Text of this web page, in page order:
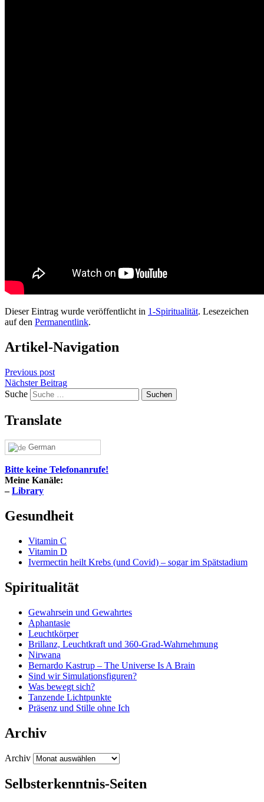
Dieser Eintrag wurde veröffentlicht in 1-Spiritualität. Lesezeichen
auf den Permanentlink.
Artikel-Navigation
Previous post
Nächster Beitrag
Suche
Translate
German
Bitte keine Telefonanrufe!
Meine Kanäle:
–Library
Gesundheit
Vitamin C
Vitamin D
Ivermectin heilt Krebs (und Covid) – sogar im Spätstadium
Spiritualität
Gewahrsein und Gewahrtes
Aphantasie
Leuchtkörper
Brillanz, Leuchtkraft und 360-Grad-Wahrnehmung
Nirwana
Bernardo Kastrup – The Universe Is A Brain
Sind wir Simulationsfiguren?
Was bewegt sich?
Tanzende Lichtpunkte
Präsenz und Stille ohne Ich
Archiv
Archiv
Selbsterkenntnis-Seiten